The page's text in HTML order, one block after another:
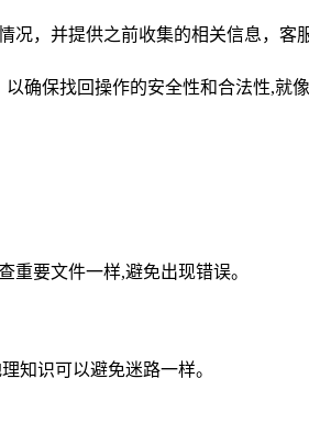
况，并提供之前收集的相关信息，客
确保找回操作的安全性和合法性,就
要文件一样,避免出现错误。
知识可以避免迷路一样。